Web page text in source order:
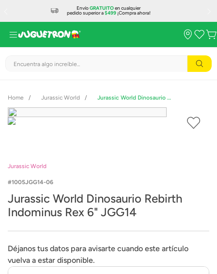
EnvíoGRATUITOen cualquier
pedido superior a$499¡Compra ahora!
Encuentra algo increíble...
Jurassic World Jurassic World Dinosaurio Rebirth Indominus Rex 6" JGG14
Jurassic World
1005JGG14-06
Jurassic World Dinosaurio Rebirth
Indominus Rex 6" JGG14
Déjanos tus datos para avisarte cuando este artículo
vuelva a estar disponible.